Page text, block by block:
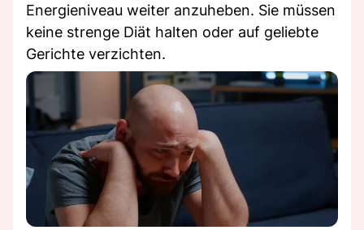
Energieniveau weiter anzuheben. Sie müssen
keine strenge Diät halten oder auf geliebte
Gerichte verzichten.